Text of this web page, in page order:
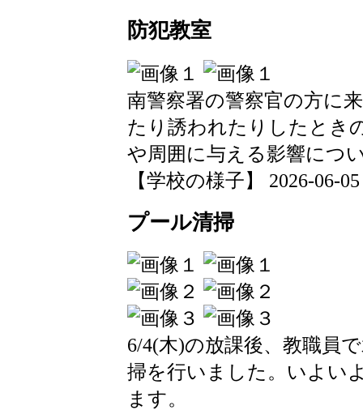
防犯教室
南警察署の警察官の方に
たり誘われたりしたとき
や周囲に与える影響につ
【学校の様子】 2026-06-
プール清掃
6/4(木)の放課後、教職員
掃を行いました。いよい
ます。